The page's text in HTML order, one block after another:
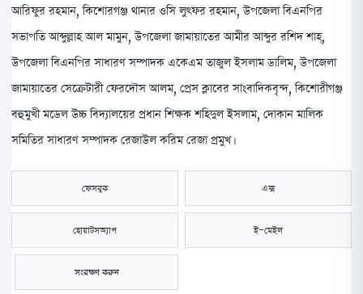
আরিফুর রহমান, কিশোরগঞ্জ থানার ওসি লুৎফর রহমান, উপজেলা বিএনপির
সভাপতি আব্দুল্লাহ আল মামুন, উপজেলা জামায়াতের আমীর আব্দুর রশিদ শাহ্,
উপজেলা বিএনপির সাধারণ সম্পাদক একেএম তাজুল ইসলাম ডালিম, উপজেলা
জামায়াতের সেক্রেটারী ফেরদৌস আলম, প্রেস ক্লাবের সাংবাদিকবৃন্দ, কিশোরীগঞ্জ
বহুমুখী মডেল উচ্চ বিদ্যালয়ের প্রধান শিক্ষক শহিদুল ইসলাম, দোকান মালিক
সমিতির সাধারণ সম্পাদক রেজাউল করিম রেজা প্রমুখ।
ফেসবুক এক্স
হোয়াটসঅ্যাপ ই-মেইল
সংরক্ষণ করুন